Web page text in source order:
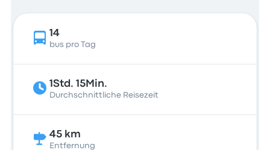
14
bus pro Tag
1Std. 15Min.
Durchschnittliche Reisezeit
45 km
Entfernung